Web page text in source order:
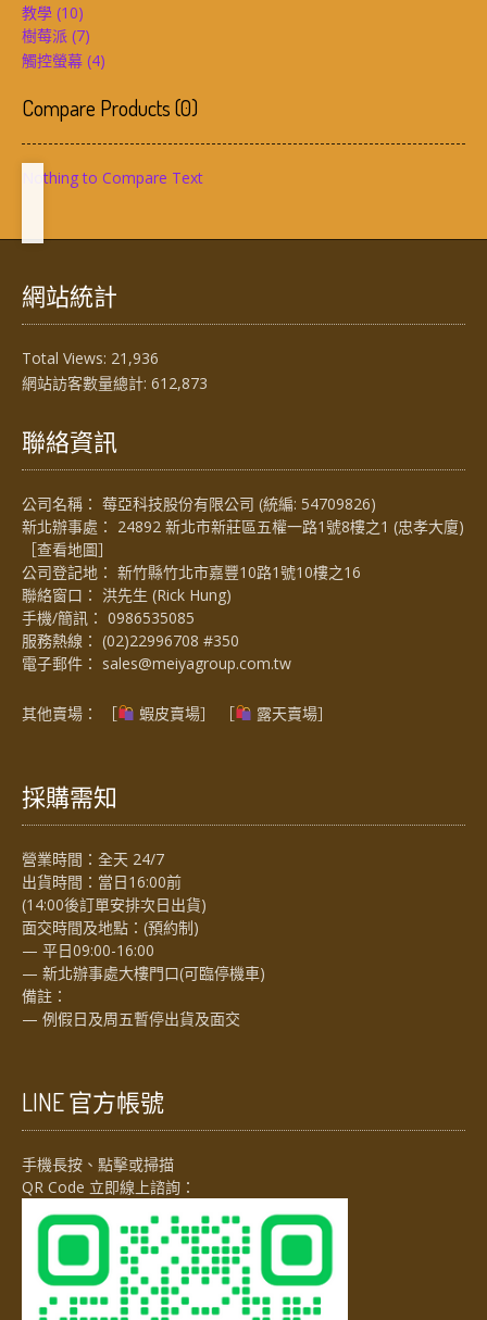
教學 (10)
樹莓派 (7)
觸控螢幕 (4)
Compare Products(0)
Nothing to Compare Text
網站統計
Total Views: 21,936
網站訪客數量總計: 612,873
聯絡資訊
公司名稱： 莓亞科技股份有限公司 (統編: 54709826)
新北辦事處： 24892 新北市新莊區五權一路1號8樓之1 (忠孝大廈)
［查看地圖］
公司登記地： 新竹縣竹北市嘉豐10路1號10樓之16
聯絡窗口： 洪先生 (Rick Hung)
手機/簡訊： 0986535085
服務熱線： (02)22996708 #350
電子郵件： sales@meiyagroup.com.tw
其他賣場： ［ 蝦皮賣場］ ［ 露天賣場］
採購需知
營業時間：全天 24/7
出貨時間：當日16:00前
(14:00後訂單安排次日出貨)
面交時間及地點：(預約制)
— 平日09:00-16:00
— 新北辦事處大樓門口(可臨停機車)
備註：
— 例假日及周五暫停出貨及面交
LINE 官方帳號
手機長按、點擊或掃描
QR Code 立即線上諮詢：